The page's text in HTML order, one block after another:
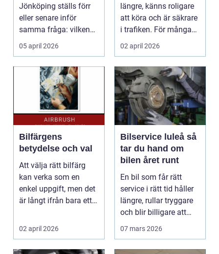
Jönköping ställs förr
eller senare inför
samma fråga: vilken
verkstad tar bäst hand
om...
05 april 2026
längre, känns roligare
att köra och är säkrare
i trafiken. För många
som cy...
02 april 2026
Bilfärgens
betydelse och val
Att välja rätt bilfärg
kan verka som en
enkel uppgift, men det
är långt ifrån bara ett
02 april 2026
Bilservice luleå så
tar du hand om
bilen året runt
En bil som får rätt
service i rätt tid håller
längre, rullar tryggare
och blir billigare att
äga. I ...
07 mars 2026